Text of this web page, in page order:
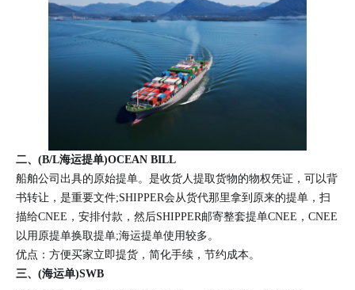
二、(B/L海运提单)OCEAN BILL
船舶公司出具的原始提单。是收货人提取货物的物权凭证，可以背
书转让，是重要文件;SHIPPER会从货代那里拿到原来的提单，扫
描给CNEE，安排付款，然后SHIPPER邮寄整套提单CNEE，CNEE
以用原提单换取提单;海运提单使用较多。
优点：方便买家立即提货，简化手续，节约成本。
三、(海运单)SWB